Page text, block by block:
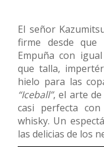
El señor
firme desde que
Empuña con
que talla,
hielo para las
“Iceball”, el arte
casi perfecta
whisky. Un
las delicias de los